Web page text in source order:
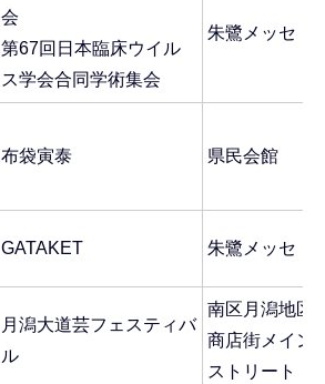
会
第67回日本臨床ウイル
ス学会合同学術集会
朱鷺メッセ
布袋寅泰 県民会館
GATAKET 朱鷺メッセ
月潟大道芸フェスティバ
ル
南区月潟地区
商店街メイン
ストリート